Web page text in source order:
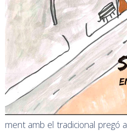
ment amb el tradicional pregó